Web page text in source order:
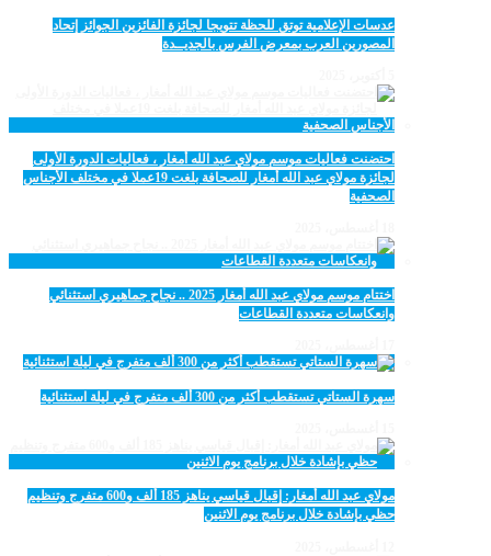
عدسات الإعلامية توتق للحظة تتويجا لجائزة الفائزين الجوائز إتحاد
المصورين العرب بمعرض الفرس بالجديــدة
احتضنت فعاليات موسم مولاي عبد الله أمغار ، فعاليات الدورة الأولى
لجائزة مولاي عبد الله أمغار للصحافة بلغت 19عملا في مختلف الأجناس
الصحفية
اختتام موسم مولاي عبد الله أمغار 2025 .. نجاح جماهيري استثنائي
وانعكاسات متعددة القطاعات
سهرة الستاتي تستقطب أكثر من 300 ألف متفرج في ليلة استثنائية
مولاي عبد الله أمغار: إقبال قياسي يناهز 185 ألف و600 متفرج وتنظيم
حظي بإشادة خلال برنامج يوم الاثنين